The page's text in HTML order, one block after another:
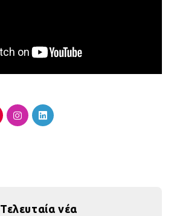
Τελευταία νέα